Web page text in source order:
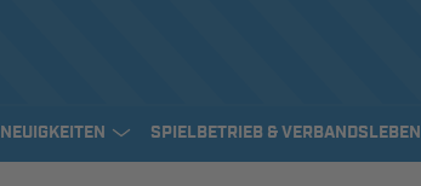
NEUIGKEITEN SPIELBETRIEB & VERBANDSLEBEN